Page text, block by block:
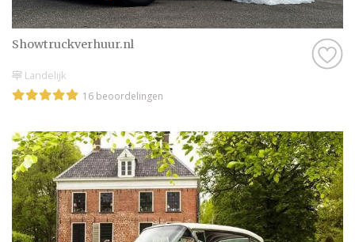
Showtruckverhuur.nl
Landelijk
16 beoordelingen